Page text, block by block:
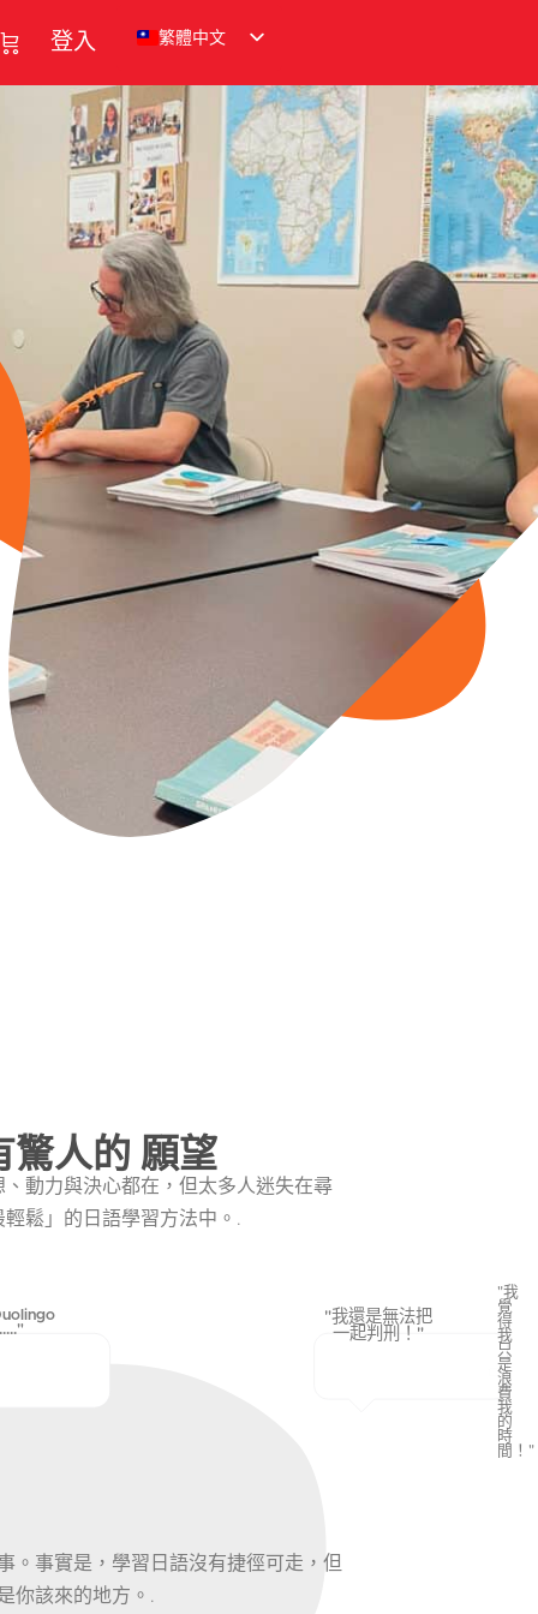
登入 繁體中文
人的 願望
動力與決心都在，但太多人迷失在尋
鬆」的日語學習方法中。.
"我還是無法把
一起判刑！"
"我
覺
得
我
只
是
浪
費
我
的
時
間！"
。事實是，學習日語沒有捷徑可走，但
你該來的地方。.